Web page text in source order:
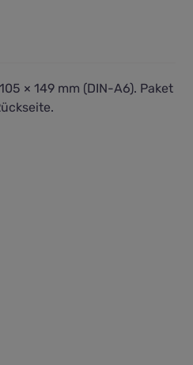
× 149 mm (DIN-A6). Paket